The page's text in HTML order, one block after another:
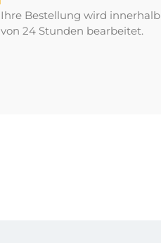
Ihre Bestellung wird innerhalb
von 24 Stunden bearbeitet.